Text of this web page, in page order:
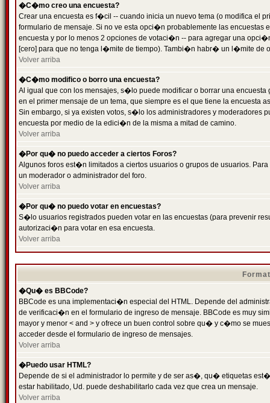
�C�mo creo una encuesta?
Crear una encuesta es f�cil -- cuando inicia un nuevo tema (o modifica el
formulario de mensaje. Si no ve esta opci�n probablemente las
encuesta y por lo menos 2 opciones de votaci�n -- para agregar una
[cero] para que no tenga l�mite de tiempo). Tambi�n habr� un l�mite de
Volver arriba
�C�mo modifico o borro una encuesta?
Al igual que con los mensajes, s�lo puede modificar o borrar una
en el primer mensaje de un tema, que siempre es el que tiene la encuesta
Sin embargo, si ya existen votos, s�lo los administradores y moderadores
encuesta por medio de la edici�n de la misma a mitad de camino.
Volver arriba
�Por qu� no puedo acceder a ciertos Foros?
Algunos foros est�n limitados a ciertos usuarios o grupos de usuarios.
un moderador o administrador del foro.
Volver arriba
�Por qu� no puedo votar en encuestas?
S�lo usuarios registrados pueden votar en las encuestas (para prevenir
autorizaci�n para votar en esa encuesta.
Volver arriba
�Qu� es BBCode?
BBCode es una implementaci�n especial del HTML. Depende del
de verificaci�n en el formulario de ingreso de mensaje. BBCode es muy
mayor y menor < and > y ofrece un buen control sobre qu� y c�mo se
acceder desde el formulario de ingreso de mensajes.
Volver arriba
�Puedo usar HTML?
Depende de si el administrador lo permite y de ser as�, qu� etiquetas
estar habilitado, Ud. puede deshabilitarlo cada vez que crea un mensaje.
Volver arriba